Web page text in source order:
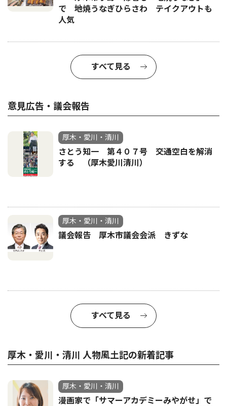
で 地焼うなぎひらさわ テイクアウトも
人気
すべて見る
意見広告・議会報告
厚木・愛川・清川
さとう知一 第４０７号 交通空白を解消
する （厚木愛川清川）
厚木・愛川・清川
議会報告 厚木市議会会派 きずな
すべて見る
厚木・愛川・清川 人物風土記の新着記事
厚木・愛川・清川
漫画家で「サマーアカデミーみやがせ」で